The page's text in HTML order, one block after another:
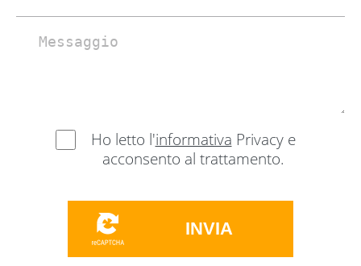
Ho letto l'informativa Privacy e
acconsento al trattamento.
INVIA